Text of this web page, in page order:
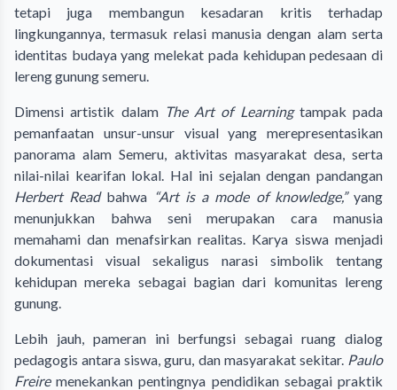
tetapi juga membangun kesadaran kritis terhadap
lingkungannya, termasuk relasi manusia dengan alam serta
identitas budaya yang melekat pada kehidupan pedesaan di
lereng gunung semeru.
Dimensi artistik dalam The Art of Learningtampak pada
pemanfaatan unsur-unsur visual yang merepresentasikan
panorama alam Semeru, aktivitas masyarakat desa, serta
nilai-nilai kearifan lokal. Hal ini sejalan dengan pandangan
Herbert Readbahwa “Art is a mode of knowledge,”yang
menunjukkan bahwa seni merupakan cara manusia
memahami dan menafsirkan realitas. Karya siswa menjadi
dokumentasi visual sekaligus narasi simbolik tentang
kehidupan mereka sebagai bagian dari komunitas lereng
gunung.
Lebih jauh, pameran ini berfungsi sebagai ruang dialog
pedagogis antara siswa, guru, dan masyarakat sekitar. Paulo
Freiremenekankan pentingnya pendidikan sebagai praktik